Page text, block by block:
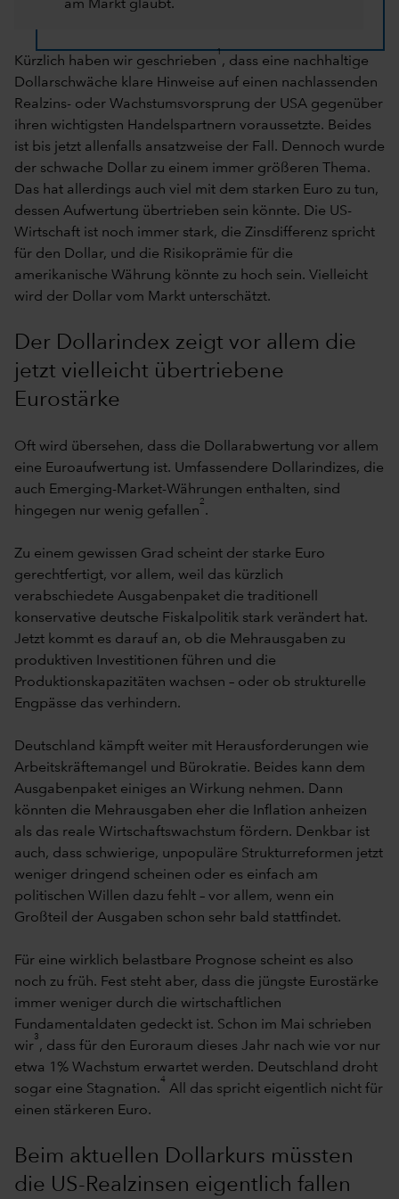
am Markt glaubt.
Kürzlich haben wir geschrieben
1
, dass eine nachhaltige
Dollarschwäche klare Hinweise auf einen nachlassenden
Realzins- oder Wachstumsvorsprung der USA gegenüber
ihren wichtigsten Handelspartnern voraussetzte. Beides
ist bis jetzt allenfalls ansatzweise der Fall. Dennoch wurde
der schwache Dollar zu einem immer größeren Thema.
Das hat allerdings auch viel mit dem starken Euro zu tun,
dessen Aufwertung übertrieben sein könnte. Die US-
Wirtschaft ist noch immer stark, die Zinsdifferenz spricht
für den Dollar, und die Risikoprämie für die
amerikanische Währung könnte zu hoch sein. Vielleicht
wird der Dollar vom Markt unterschätzt.
Der Dollarindex zeigt vor allem die
jetzt vielleicht übertriebene
Eurostärke
Oft wird übersehen, dass die Dollarabwertung vor allem
eine Euroaufwertung ist. Umfassendere Dollarindizes, die
auch Emerging-Market-Währungen enthalten, sind
hingegen nur wenig gefallen
2
.
Zu einem gewissen Grad scheint der starke Euro
gerechtfertigt, vor allem, weil das kürzlich
verabschiedete Ausgabenpaket die traditionell
konservative deutsche Fiskalpolitik stark verändert hat.
Jetzt kommt es darauf an, ob die Mehrausgaben zu
produktiven Investitionen führen und die
Produktionskapazitäten wachsen – oder ob strukturelle
Engpässe das verhindern.
Deutschland kämpft weiter mit Herausforderungen wie
Arbeitskräftemangel und Bürokratie. Beides kann dem
Ausgabenpaket einiges an Wirkung nehmen. Dann
könnten die Mehrausgaben eher die Inflation anheizen
als das reale Wirtschaftswachstum fördern. Denkbar ist
auch, dass schwierige, unpopuläre Strukturreformen jetzt
weniger dringend scheinen oder es einfach am
politischen Willen dazu fehlt – vor allem, wenn ein
Großteil der Ausgaben schon sehr bald stattfindet.
Für eine wirklich belastbare Prognose scheint es also
noch zu früh. Fest steht aber, dass die jüngste Eurostärke
immer weniger durch die wirtschaftlichen
Fundamentaldaten gedeckt ist. Schon im Mai schrieben
wir
3
, dass für den Euroraum dieses Jahr nach wie vor nur
etwa 1% Wachstum erwartet werden. Deutschland droht
sogar eine Stagnation.
4
All das spricht eigentlich nicht für
einen stärkeren Euro.
Beim aktuellen Dollarkurs müssten
die US-Realzinsen eigentlich fallen